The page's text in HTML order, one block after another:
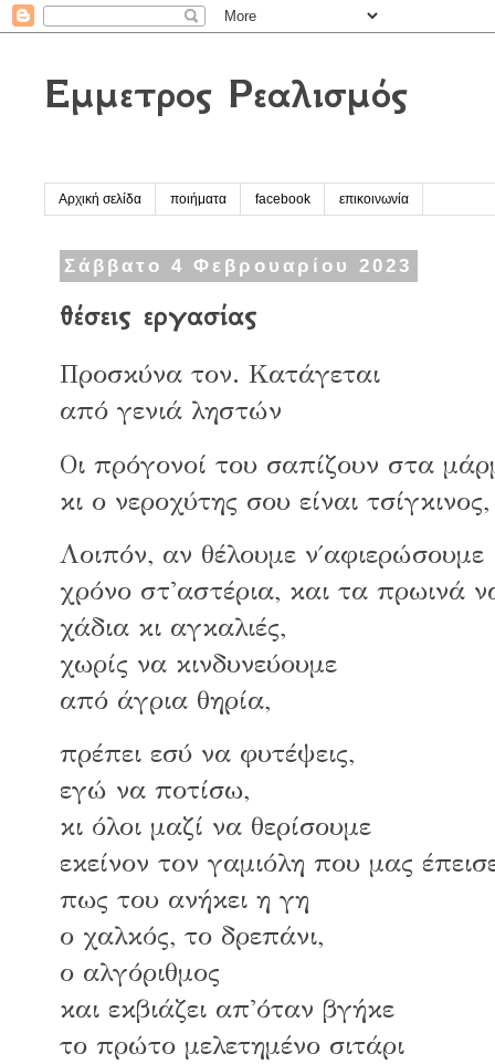
Έμμετρος Ρεαλισμός
Αρχική σελίδα ποιήματα facebook επικοινωνία
Σάββατο 4 Φεβρουαρίου 2023
θέσεις εργασίας
Προσκύνα τον. Κατάγεται
από γενιά ληστών
Οι πρόγονοί του σαπίζουν στα
κι ο νεροχύτης σου είναι
Λοιπόν, αν θέλουμε ν΄αφιερώσουμε
χρόνο στ'αστέρια, και τα πρωινά
χάδια κι αγκαλιές,
χωρίς να κινδυνεύουμε
από άγρια θηρία,
πρέπει εσύ να φυτέψεις,
εγώ να ποτίσω,
κι όλοι μαζί να θερίσουμε
εκείνον τον γαμιόλη που μας
πως του ανήκει η γη
ο χαλκός, το δρεπάνι,
ο αλγόριθμος
και εκβιάζει απ'όταν βγήκε
το πρώτο μελετημένο σιτάρι